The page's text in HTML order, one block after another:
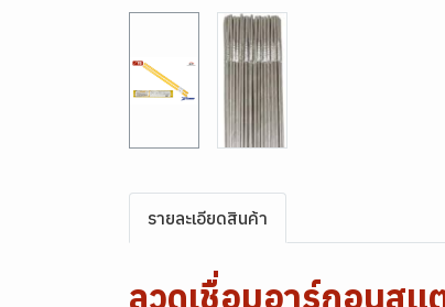
รายละเอียดสินค้า
ลวดเชื่อมอาร์กอนส